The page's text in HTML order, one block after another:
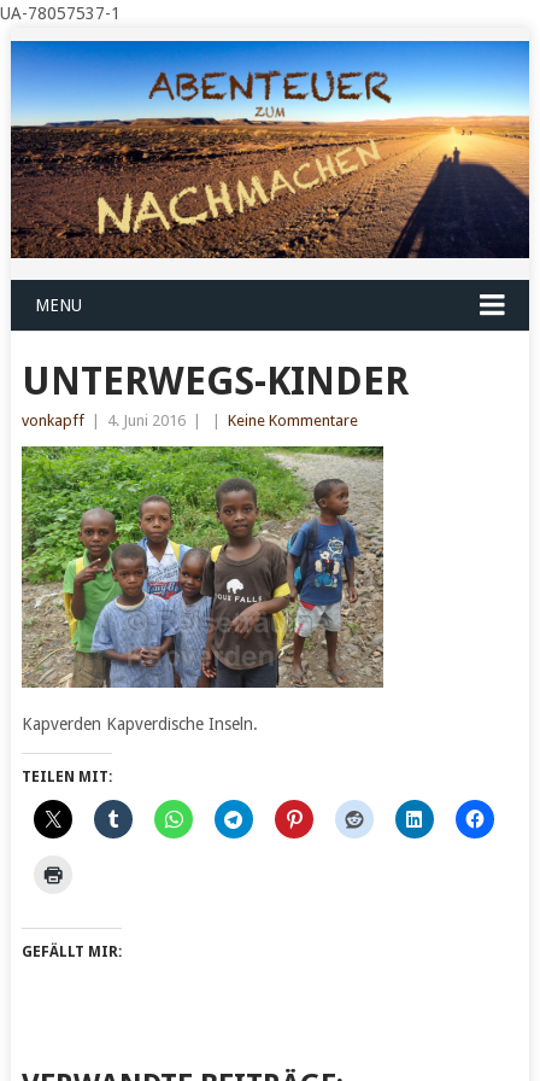
UA-78057537-1
MENU
UNTERWEGS-KINDER
vonkapff 4. Juni 2016 Keine Kommentare
Kapverden Kapverdische Inseln.
TEILEN MIT:
GEFÄLLT MIR: